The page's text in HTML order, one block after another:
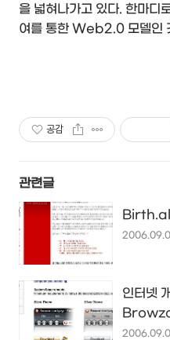
을 넓혀나가고 있다. 한마디
여를 통한 Web2.0 모델인
공감
관련글
인터넷